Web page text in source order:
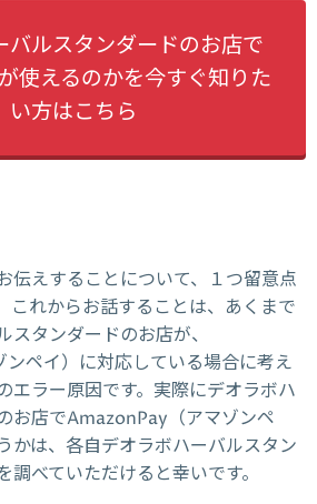
バルスタンダードのお店で
使えるのかを今すぐ知りた
い方はこちら
伝えすることについて、１つ留意点
これからお話することは、あくまで
スタンダードのお店が、
ペイ）に対応している場合に考え
エラー原因です。実際にデオラボハ
お店でAmazonPay（アマゾンペ
かは、各自デオラボハーバルスタン
べていただけると幸いです。